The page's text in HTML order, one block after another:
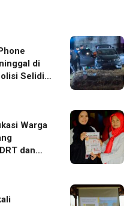
di
Selidiki
Warga
dan